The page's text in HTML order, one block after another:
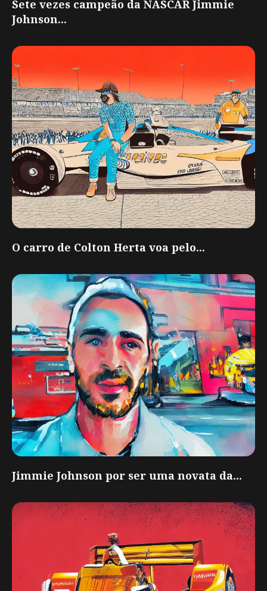
Sete vezes campeão da NASCAR Jimmie
Johnson...
O carro de Colton Herta voa pelo...
Jimmie Johnson por ser uma novata da...